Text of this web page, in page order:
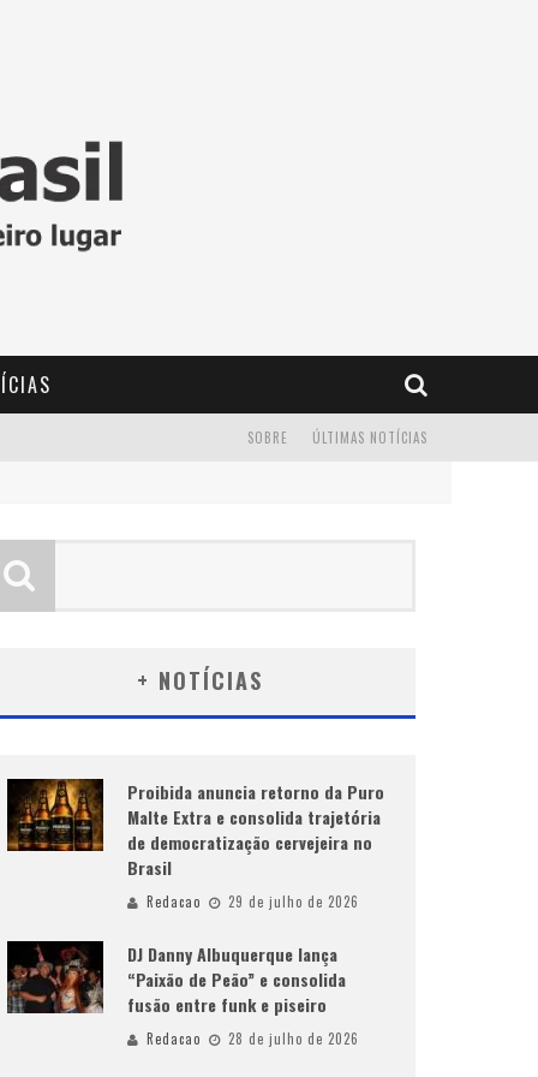
ÚLTIMAS NOTÍCIAS
SOBRE
+ NOTÍCIAS
Proibida anuncia retorno da Puro
Malte Extra e consolida trajetória
de democratização cervejeira no
Brasil
Redacao 29 de julho de 2026
DJ Danny Albuquerque lança
“Paixão de Peão” e consolida
fusão entre funk e piseiro
Redacao 28 de julho de 2026